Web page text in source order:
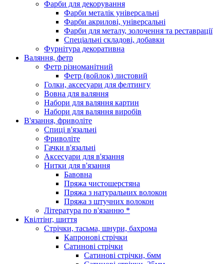
Фарби для декорування
Фарби металік універсальні
Фарби акрилові, універсальні
Фарби для металу, золочення та реставрації
Спеціальні складові, добавки
Фурнітура декоративна
Валяння, фетр
Фетр різноманітний
Фетр (войлок) листовий
Голки, аксесуари для фелтингу
Вовна для валяння
Набори для валяння картин
Набори для валяння виробів
В'язання, фриволіте
Спиці в'язальні
Фриволіте
Гачки в'язальні
Аксесуари для в'язання
Нитки для в'язання
Бавовна
Пряжа чистошерстяна
Пряжа з натуральних волокон
Пряжа з штучних волокон
Література по в'язанню *
Квілтінг, шиття
Стрічки, тасьма, шнури, бахрома
Капронові стрічки
Сатинові стрічки
Сатинові стрічки, 6мм